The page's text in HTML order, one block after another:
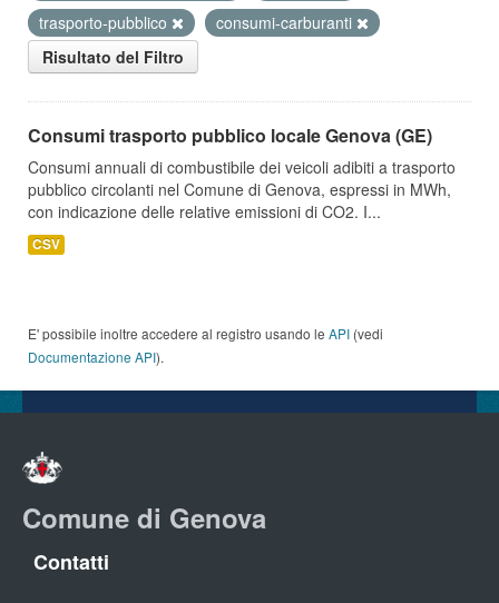
trasporto-pubblico
consumi-carburanti
Risultato del Filtro
Consumi trasporto pubblico locale Genova (GE)
Consumi annuali di combustibile dei veicoli adibiti a trasporto
pubblico circolanti nel Comune di Genova, espressi in MWh,
con indicazione delle relative emissioni di CO2. I...
CSV
E' possibile inoltre accedere al registro usando le API (vedi
Documentazione API).
Comune di Genova
Contatti